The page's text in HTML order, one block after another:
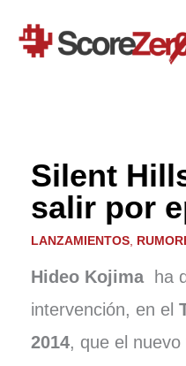
contenido
Silent
salir por
LANZAMIENTOS,
Hideo Kojima
ha
intervención, en el
2014, que el nuevo